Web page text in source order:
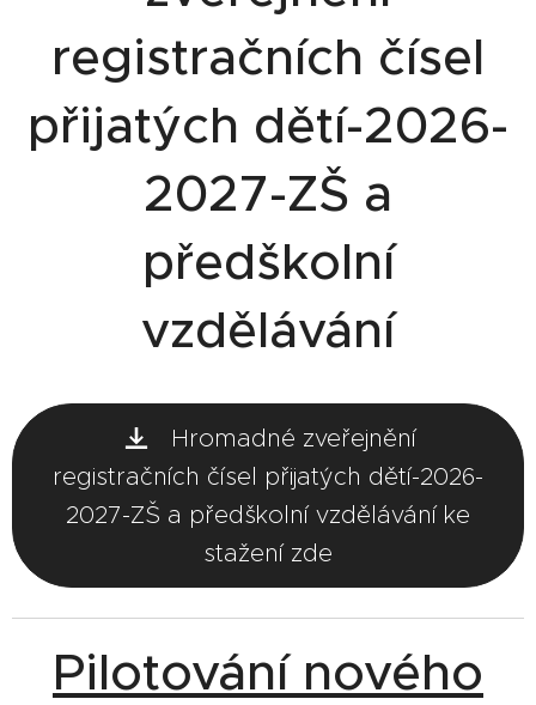
registračních čísel
přijatých dětí-2026-
2027-ZŠ a
předškolní
vzdělávání
Hromadné zveřejnění
registračních čísel přijatých dětí-2026-
2027-ZŠ a předškolní vzdělávání ke
stažení zde
Pilotování nového